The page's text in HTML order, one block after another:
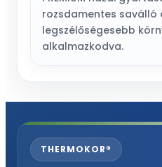
rozsdamentes saválló
legszélőségesebb
alkalmazkodva.
THERMOKOR®